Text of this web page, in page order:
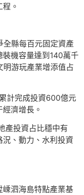
。
全縣每百元固定資產
機容量達到140萬千
游玩產業增添值占
計完成投資600億元
濟增長。
產投資占比穩中有
、動力、水利投資
嵊泗海島特點產業基